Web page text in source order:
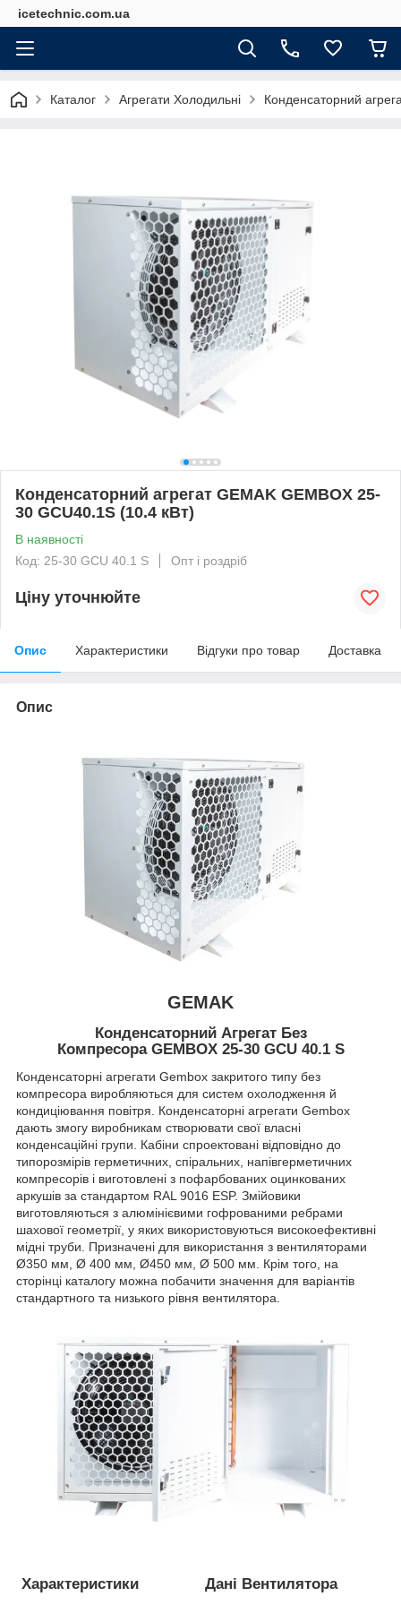
icetechnic.com.ua
Каталог Агрегати Холодильні Конденсаторний
Конденсаторний агрегат GEMAK GEMBOX 25-
30 GCU40.1S (10.4 кВт)
В наявності
Код: 25-30 GCU 40.1 S
Опт і роздріб
Ціну уточнюйте
Опис Характеристики Відгуки про товар Доставка
Опис
GEMAK
Конденсаторний Агрегат Без
Компресора GEMBOX 25-30 GCU 40.1 S
Конденсаторні агрегати Gembox закритого типу без
компресора виробляються для систем охолодження й
кондиціювання повітря. Конденсаторні агрегати Gembox
дають змогу виробникам створювати свої власні
конденсаційні групи. Кабіни спроектовані відповідно до
типорозмірів герметичних, спіральних, напівгерметичних
компресорів і виготовлені з пофарбованих оцинкованих
аркушів за стандартом RAL 9016 ESP. Змійовики
виготовляються з алюмінієвими гофрованими ребрами
шахової геометрії, у яких використовуються високоефективні
мідні труби. Призначені для використання з вентиляторами
Ø350 мм, Ø 400 мм, Ø450 мм, Ø 500 мм. Крім того, на
сторінці каталогу можна побачити значення для варіантів
стандартного та низького рівня вентилятора.
Характеристики Дані Вентилятора